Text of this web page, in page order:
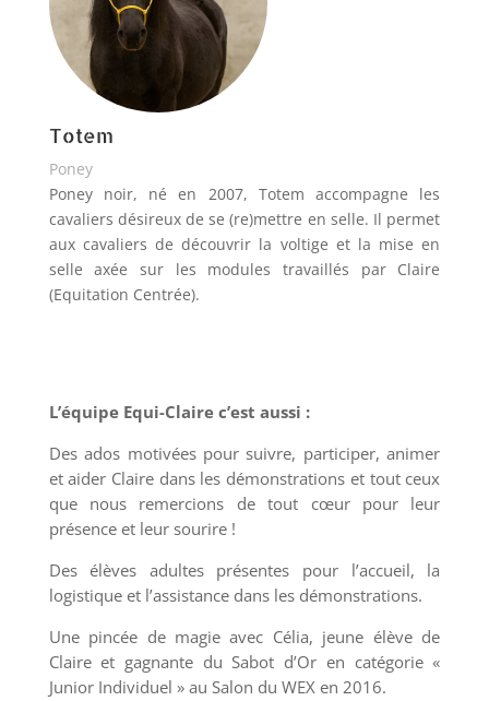
Totem
Poney
Poney noir, né en 2007, Totem accompagne les
cavaliers désireux de se (re)mettre en selle. Il permet
aux cavaliers de découvrir la voltige et la mise en
selle axée sur les modules travaillés par Claire
(Equitation Centrée).
L’équipe Equi-Claire c’est aussi :
Des ados motivées pour suivre, participer, animer
et aider Claire dans les démonstrations et tout ceux
que nous remercions de tout cœur pour leur
présence et leur sourire !
Des élèves adultes présentes pour l’accueil, la
logistique et l’assistance dans les démonstrations.
Une pincée de magie avec Célia, jeune élève de
Claire et gagnante du Sabot d’Or en catégorie «
Junior Individuel » au Salon du WEX en 2016.